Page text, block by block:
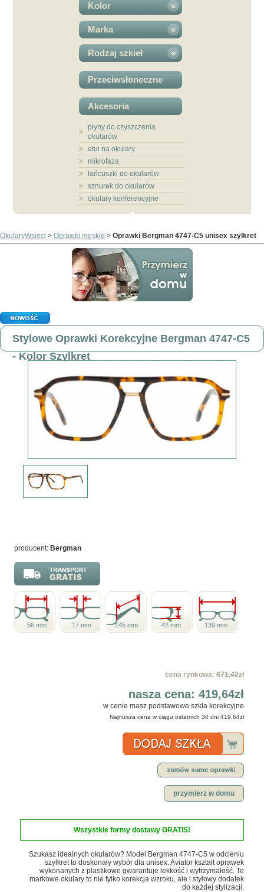
Kolor
Marka
Rodzaj szkieł
Przeciwsłoneczne
Akcesoria
płyny do czyszczenia
okularów
etui na okulary
mikrofaza
łańcuszki do okularów
sznurek do okularów
okulary konferencyjne
OkularyWsieci > Oprawki męskie > Oprawki Bergman 4747-C5 unisex szylkret
Stylowe Oprawki Korekcyjne Bergman 4747-C5
- Kolor Szylkret
producent: Bergman
56 mm 17 mm 145 mm 42 mm 139 mm
cena rynkowa: 671,42zł
nasza cena: 419,64zł
w cenie masz podstawowe szkła korekcyjne
Najniższa cena w ciągu ostatnich 30 dni 419,64zł
przymierz w domu
Wszystkie formy dostawy GRATIS!
Szukasz idealnych okularów? Model Bergman 4747-C5 w odcieniu
szylkret to doskonały wybór dla unisex. Aviator kształt oprawek
wykonanych z plastikowe gwarantuje lekkość i wytrzymałość. Te
markowe okulary to nie tylko korekcja wzroku, ale i stylowy dodatek
do każdej stylizacji.